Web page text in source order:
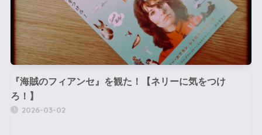
『海賊のフィアンセ』を観た！【ネリーに気をつけ
ろ！】
2026-03-02